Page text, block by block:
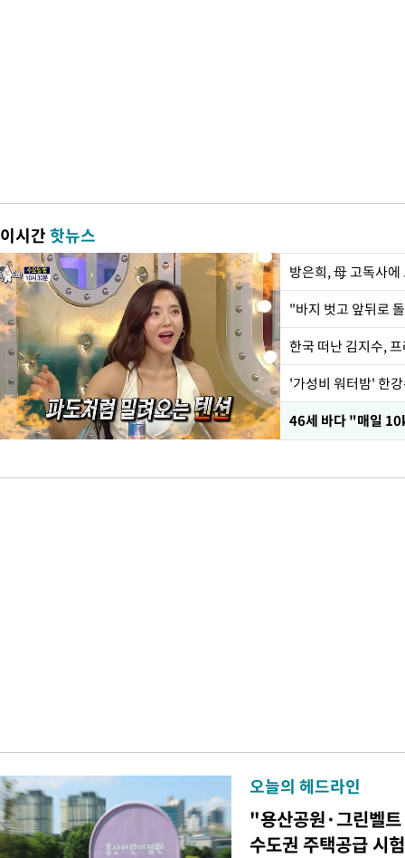
이시간핫뉴스
방은희, 母 고독사
한국 떠난 김지수,
오늘의 헤드라인
"용산공원·그린벨
수도권 주택공급 시